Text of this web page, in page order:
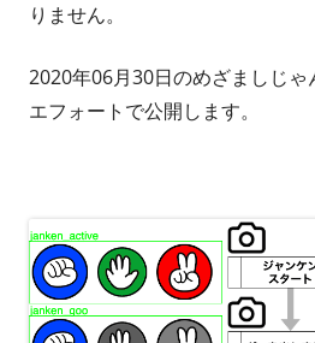
りません。
2020年06月30日のめざましじゃ
エフォートで公開します。